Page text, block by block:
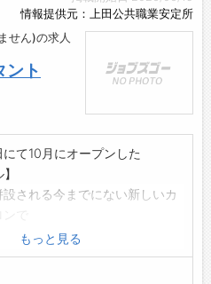
情報提供元：上田公共職業安定所
せん)の求人
ント
て10月にオープンした
される今までにない新しいカ
アシスタントを大募集。
もっと見る